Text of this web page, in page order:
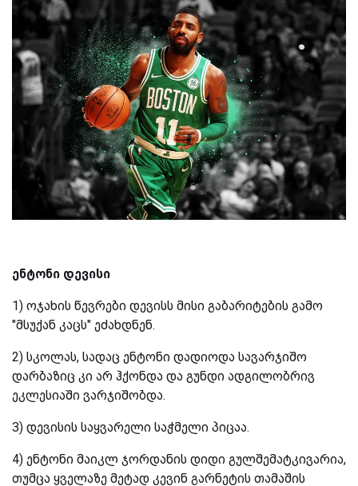
ენტონი დევისი
1) ოჯახის წევრები დევისს მისი გაბარიტების გამო
"მსუქან კაცს" ეძახდნენ.
2) სკოლას, სადაც ენტონი დადიოდა სავარჯიშო
დარბაზიც კი არ ჰქონდა და გუნდი ადგილობრივ
ეკლესიაში ვარჯიშობდა.
3) დევისის საყვარელი საჭმელი პიცაა.
4) ენტონი მაიკლ ჯორდანის დიდი გულშემატკივარია,
თუმცა ყველაზე მეტად კევინ გარნეტის თამაშის